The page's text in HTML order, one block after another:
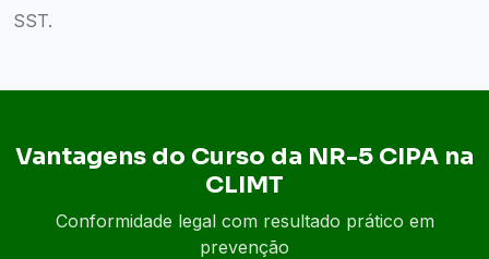
SST.
Vantagens do Curso da NR-5 CIPA na
CLIMT
Conformidade legal com resultado prático em
prevenção